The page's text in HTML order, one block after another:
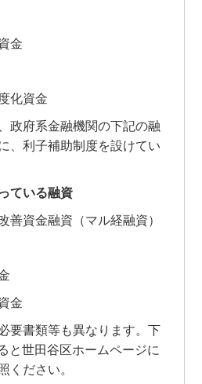
金
化資金
政府系金融機関の下記の融
、利子補助制度を設けてい
ている融資
善資金融資（マル経融資）
金
要書類等も異なります。下
と世田谷区ホームページに
ください。